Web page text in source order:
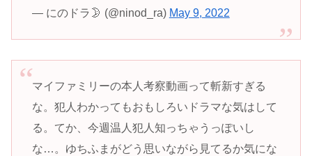
— にのドラ🌛 (@ninod_ra) May 9, 2022
マイファミリーの本人考察動画って斬新すぎる
な。犯人わかってもおもしろいドラマな気はして
る。てか、今週温人犯人知っちゃうっぽいし
な…。ゆちふまがどう思いながら見てるか気にな